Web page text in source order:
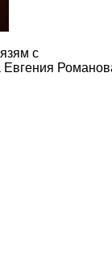
с
Евгения